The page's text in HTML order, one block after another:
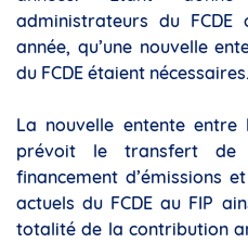
administrateurs du
année, qu’une nouvelle
du FCDE étaient nécessaires.
La nouvelle entente entre
prévoit le transfert de
financement d’émissions
actuels du FCDE au FIP
totalité de la contribution